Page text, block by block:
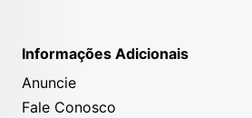
Informações Adicionais
Anuncie
Fale Conosco